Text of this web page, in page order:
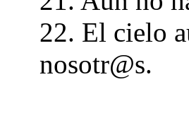
22. El cielo
nosotr@s.